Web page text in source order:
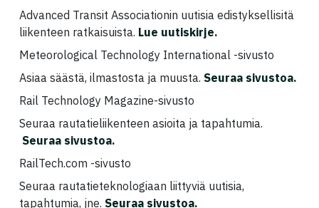
Advanced Transit Associationin uutisia edistyksellisitä
liikenteen ratkaisuista. Lue uutiskirje.
Meteorological Technology International -sivusto
Asiaa säästä, ilmastosta ja muusta. Seuraa sivustoa.
Rail Technology Magazine-sivusto
Seuraa rautatieliikenteen asioita ja tapahtumia.
Seuraa sivustoa.
RailTech.com -sivusto
Seuraa rautatieteknologiaan liittyviä uutisia,
tapahtumia, jne. Seuraa sivustoa.